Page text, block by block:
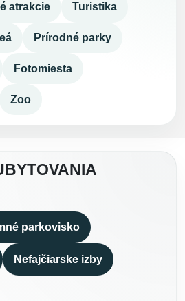
atrakcie Turistika
Prírodné parky
Fotomiesta
Zoo
parkovisko
Nefajčiarske izby